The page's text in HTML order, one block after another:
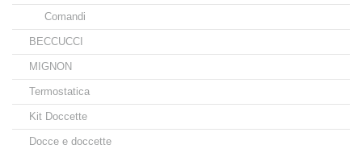
Comandi
BECCUCCI
MIGNON
Termostatica
Kit Doccette
Docce e doccette